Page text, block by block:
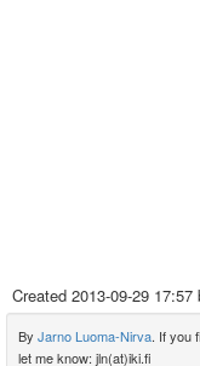
Created 2013-09-29 17:57
By Jarno Luoma-Nirva. If you
let me know: jln(at)iki.fi